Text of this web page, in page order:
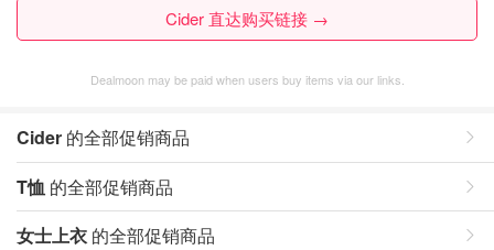
Cider 直达购买链接 →
Dealmoon may be paid when users buy items via our links.
Cider 的全部促销商品
T恤 的全部促销商品
女士上衣 的全部促销商品